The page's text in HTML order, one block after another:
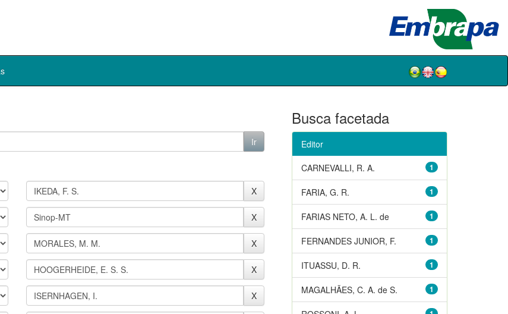
Busca facetada
Editor
1
CARNEVALLI, R. A.
1
FARIA, G. R.
1
FARIAS NETO, A. L. de
1
FERNANDES JUNIOR, F.
1
ITUASSU, D. R.
1
MAGALHÃES, C. A. de S.